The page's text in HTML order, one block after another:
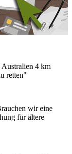
4 km
retten"
wir eine
für ältere